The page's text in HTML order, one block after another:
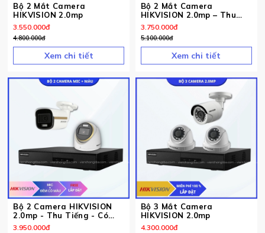
Bộ 2 Mắt Camera
HIKVISION 2.0mp
3.550.000đ
4.800.000đ
Xem chi tiết
Bộ 2 Mắt Camera
HIKVISION 2.0mp – Thu
Tiếng
3.750.000đ
5.100.000đ
Xem chi tiết
Bộ 2 Camera HIKVISION
2.0mp - Thu Tiếng - Có
Màu ban đêm
3.950.000đ
Bộ 3 Mắt Camera
HIKVISION 2.0mp
4.300.000đ